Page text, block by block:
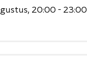
20:00 - 23:00